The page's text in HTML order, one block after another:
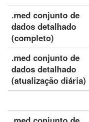
.med conjunto de
dados detalhado
(completo)
.med conjunto de
dados detalhado
(atualização diária)